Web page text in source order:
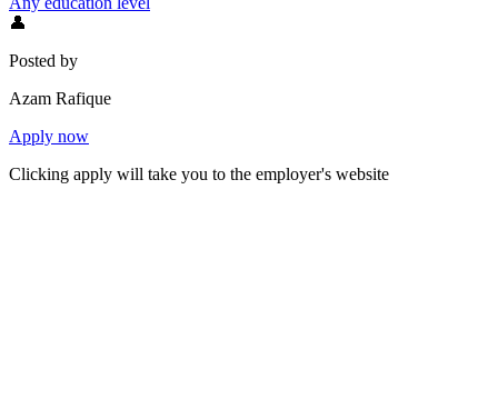
👤
Posted by
Azam Rafique
Apply now
Clicking apply will take you to the employer's website